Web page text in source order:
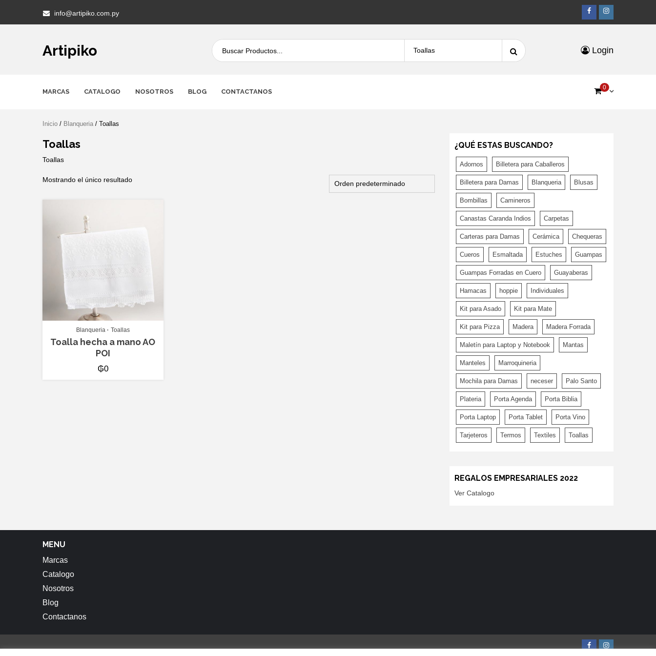
content
info@artipiko.com.py Facebook
Artipiko
Search
for:
Login
MARCAS CATALOGO NOSOTROS BLOG CONTACTANOS
0
Inicio / Blanqueria / Toallas
Toallas
Toallas
Mostrando el único resultado
Blanqueria Toallas
Toalla hecha a mano AO
POI
₲0
¿QUÉ ESTAS BUSCANDO?
Adornos Billetera para Caballeros
Billetera para Damas Blanqueria Blusas
Bombillas Camineros
Canastas Caranda Indios Carpetas
Carteras para Damas Cerámica Chequeras
Cueros Esmaltada Estuches Guampas
Guampas Forradas en Cuero Guayaberas
Hamacas hoppie Individuales
Kit para Asado Kit para Mate
Kit para Pizza Madera Madera Forrada
Maletín para Laptop y Notebook Mantas
Manteles Marroquineria
Mochila para Damas neceser Palo Santo
Plateria Porta Agenda Porta Biblia
Porta Laptop Porta Tablet Porta Vino
Tarjeteros Termos Textiles Toallas
REGALOS EMPRESARIALES 2022
Ver Catalogo
MENU
Marcas
Catalogo
Nosotros
Blog
Contactanos
Facebook